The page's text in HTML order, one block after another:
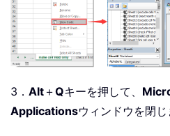
3． Alt＋Qキーを押して、
Applicationsウィンドウを閉じ